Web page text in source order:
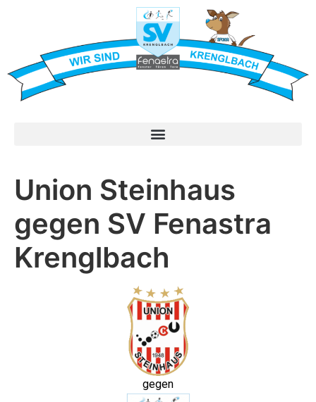
Union Steinhaus
gegen SV Fenastra
Krenglbach
gegen